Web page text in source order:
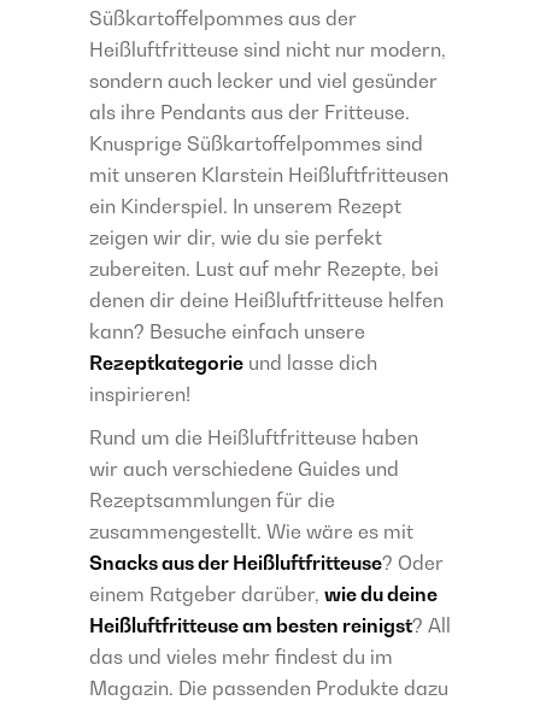
Süßkartoffelpommes aus der
Heißluftfritteuse sind nicht nur modern,
sondern auch lecker und viel gesünder
als ihre Pendants aus der Fritteuse.
Knusprige Süßkartoffelpommes sind
mit unseren Klarstein Heißluftfritteusen
ein Kinderspiel. In unserem Rezept
zeigen wir dir, wie du sie perfekt
zubereiten. Lust auf mehr Rezepte, bei
denen dir deine Heißluftfritteuse helfen
kann? Besuche einfach unsere
Rezeptkategorie und lasse dich
inspirieren!
Rund um die Heißluftfritteuse haben
wir auch verschiedene Guides und
Rezeptsammlungen für die
zusammengestellt. Wie wäre es mit
Snacks aus der Heißluftfritteuse? Oder
einem Ratgeber darüber, wie du deine
Heißluftfritteuse am besten reinigst? All
das und vieles mehr findest du im
Magazin. Die passenden Produkte dazu